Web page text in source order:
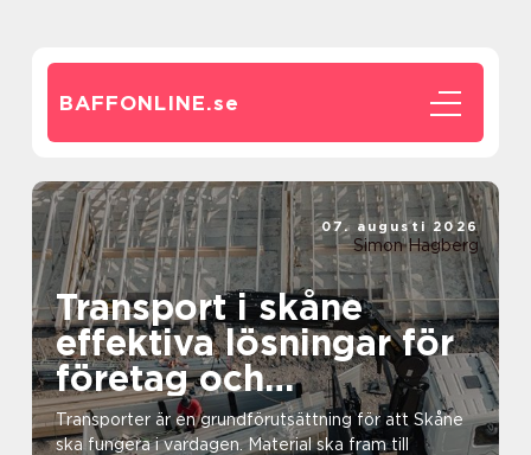
BAFFONLINE.se
Transport i skåne
effektiva lösningar för
företag och
privatpersoner
Transporter är en grundförutsättning för att Skåne
ska fungera i vardagen. Material ska fram till
07. augusti 2026
Simon Hagberg